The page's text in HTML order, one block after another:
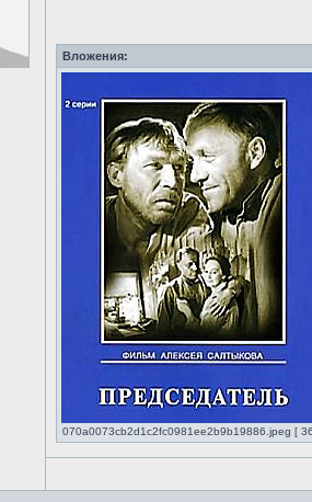
Вложения:
070a0073cb2d1c2fc0981ee2b9b19886.jpeg [